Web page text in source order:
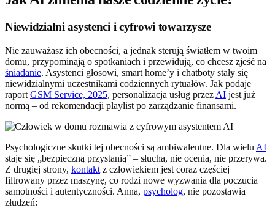
Niewidzialni asystenci i cyfrowi towarzysze
Nie zauważasz ich obecności, a jednak sterują światłem w twoim
domu, przypominają o spotkaniach i przewidują, co chcesz zjeść na
śniadanie. Asystenci głosowi, smart home’y i chatboty stały się
niewidzialnymi uczestnikami codziennych rytuałów. Jak podaje
raport GSM Service, 2025, personalizacja usług przez AI jest już
normą – od rekomendacji playlist po zarządzanie finansami.
Psychologiczne skutki tej obecności są ambiwalentne. Dla wielu AI
staje się „bezpieczną przystanią” – słucha, nie ocenia, nie przerywa.
Z drugiej strony, kontakt z człowiekiem jest coraz częściej
filtrowany przez maszynę, co rodzi nowe wyzwania dla poczucia
samotności i autentyczności. Anna, psycholog, nie pozostawia
złudzeń: